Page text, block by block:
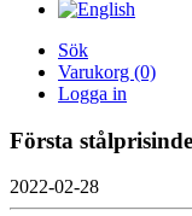
Sök
Varukorg (0)
Logga in
Första
2022-02-28